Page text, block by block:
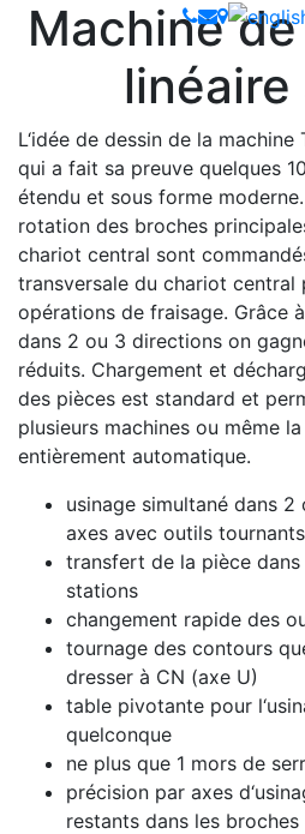
Machine
linéaire
L‘idée de dessin de la
qui a fait sa preuve quelques
étendu et sous forme
rotation des broches
chariot central sont
transversale du chariot central
opérations de fraisage. Grâce
dans 2 ou 3 directions on
réduits. Chargement et
des pièces est standard et
plusieurs machines ou même
entièrement automatique.
usinage simultané dans
axes avec outils tournants
transfert de la pièce
stations
changement rapide des
tournage des contours
dresser à CN (axe U)
table pivotante pour
quelconque
ne plus que 1 mors de
précision par axes
restants dans les